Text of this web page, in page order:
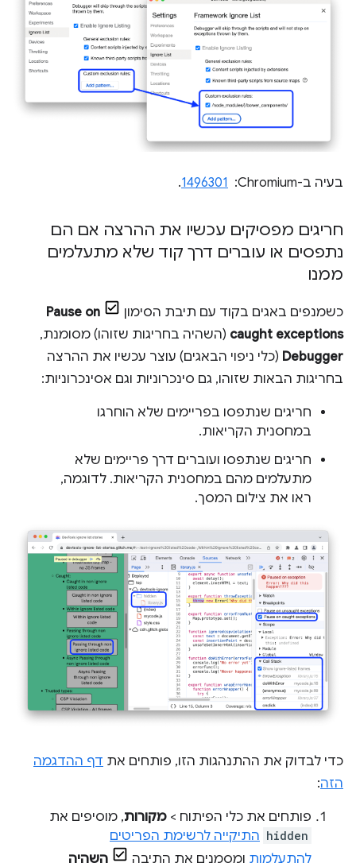
בעיה ב-Chromium: ‏ 1496301
.
חריגים מפסיקים עכשיו את ההרצה אם הם
נתפסים או עוברים דרך קוד שלא מתעלמים
ממנו
כשמנפים באגים בקוד עם תיבת הסימון
Pause on
caught exceptions (השהיה בחריגות שזוהו) מסומנת,
Debugger (כלי ניפוי הבאגים) עוצר עכשיו את ההרצה
בחריגות הבאות שזוהו, גם סינכרוניות וגם אסינכרוניות:
חריגים שנתפסו בפריימים שלא הוחרגו
במחסנית הקריאות.
חריגים שנתפסו ועוברים דרך פריימים שלא
מתעלמים מהם במחסנית הקריאות. לדוגמה,
ראו את צילום המסך.
כדי לבדוק את ההתנהגות הזו, פותחים את דף ההדגמה
הזה:
פותחים את כלי הפיתוח > מקורות, מוסיפים את
hidden התיקייה לרשימת הפריטים
להתעלמות ומסמנים את התיבה
השהיה